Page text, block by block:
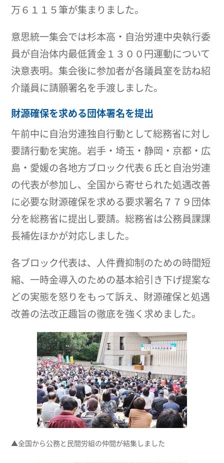
万６１１５筆が集まりました。
意思統一集会では杉本高・自治労連中央執行委
員が自治体内最低賃金１３００円運動について
決意表明。集会後に参加者が各議員室を訪ね紹
介議員に請願署名を手渡しました。
財源確保を求める団体署名を提出
午前中に自治労連独自行動として総務省に対し
要請行動を実施。岩手・埼玉・静岡・京都・広
島・愛媛の各地方ブロック代表６氏と自治労連
の代表が参加し、全国から寄せられた処遇改善
に必要な財源確保を求める要求署名７７９団体
分を総務省に提出し要請。総務省は公務員課課
長補佐ほかが対応しました。
各ブロック代表は、人件費抑制のための時間短
縮、一時金導入のための基本給引き下げ提案な
どの実態を怒りをもって訴え、財源確保と処遇
改善の法改正趣旨の徹底を強く求めました。
▲全国から公務と民間労組の仲間が結集しました